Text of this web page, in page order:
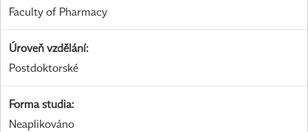
Faculty of Pharmacy
Úroveň vzdělání:
Postdoktorské
Forma studia:
Neaplikováno